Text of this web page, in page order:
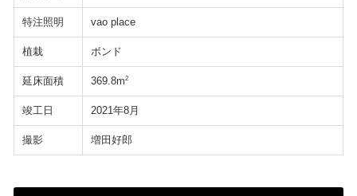
特注照明 vao place
植栽 ボンド
延床面積 369.8m2
竣工日 2021年8月
撮影 増田好郎